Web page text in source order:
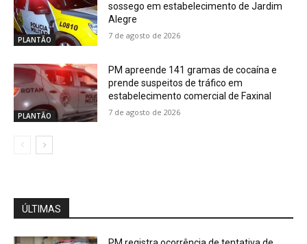
PLANTÃO
sossego em estabelecimento de Jardim
Alegre
7 de agosto de 2026
PLANTÃO
PM apreende 141 gramas de cocaína e
prende suspeitos de tráfico em
estabelecimento comercial de Faxinal
7 de agosto de 2026
ÚLTIMAS